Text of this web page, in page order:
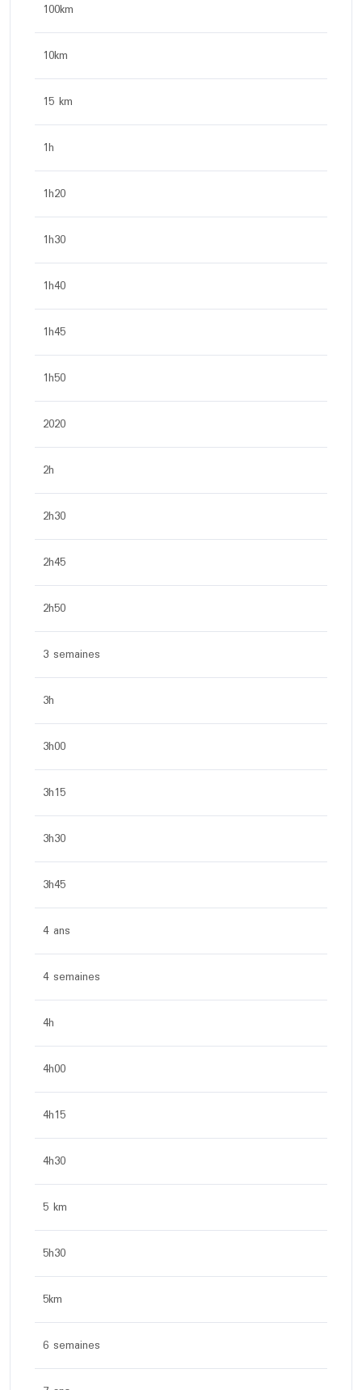
100km
10km
15 km
1h
1h20
1h30
1h40
1h45
1h50
2020
2h
2h30
2h45
2h50
3 semaines
3h
3h00
3h15
3h30
3h45
4 ans
4 semaines
4h
4h00
4h15
4h30
5 km
5h30
5km
6 semaines